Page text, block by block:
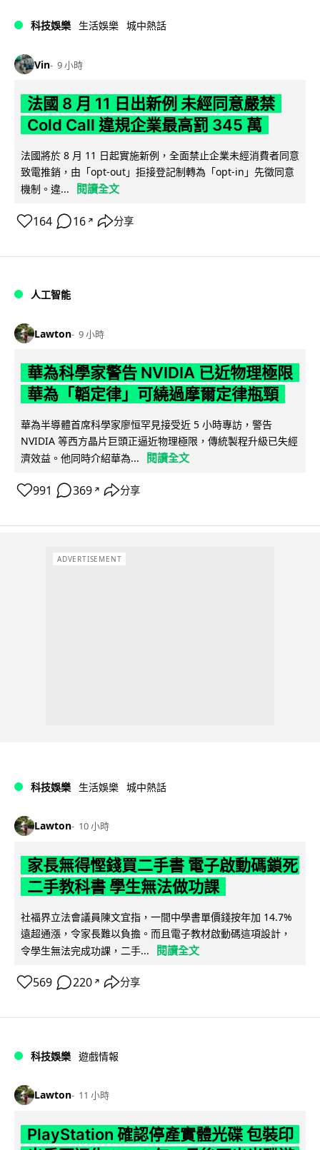
科技娛樂 生活娛樂 城中熱話
Vin 9 小時
法國 8 月 11 日出新例 未經同意嚴禁
Cold Call 違規企業最高罰 345 萬
法國將於 8 月 11 日起實施新例，全面禁止企業未經消費者同意
致電推銷，由「opt-out」拒接登記制轉為「opt-in」先徵同意
機制。違...
閱讀全文
164 16 ↗ 分享
人工智能
Lawton 9 小時
華為科學家警告 NVIDIA 已近物理極限
華為「韜定律」可繞過摩爾定律瓶頸
華為半導體首席科學家廖恒罕見接受近 5 小時專訪，警告
NVIDIA 等西方晶片巨頭正逼近物理極限，傳統製程升級已失經
濟效益。他同時介紹華為...
閱讀全文
991 369 ↗ 分享
ADVERTISEMENT
科技娛樂 生活娛樂 城中熱話
Lawton 10 小時
家長無得慳錢買二手書 電子啟動碼鎖死
二手教科書 學生無法做功課
社福界立法會議員陳文宜指，一間中學書單價錢按年加 14.7%
遠超通漲，令家長難以負擔。而且電子教材啟動碼這項設計，
令學生無法完成功課，二手...
閱讀全文
569 220 ↗ 分享
科技娛樂 遊戲情報
Lawton 11 小時
PlayStation 確認停產實體光碟 包裝印